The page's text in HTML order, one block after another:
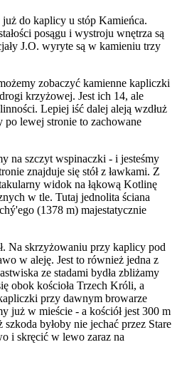
do kaplicy u stóp Kamieńca.
posągu i wystroju wnętrza są
J.O. wyryte są w kamieniu trzy
zobaczyć kamienne kapliczki
krzyżowej. Jest ich 14, ale
Lepiej iść dalej aleją wzdłuż
po lewej stronie to zachowane
na szczyt wspinaczki - i jesteśmy
znajduje się stół z ławkami. Z
widok na łąkową Kotlinę
w tle. Tutaj jednolita ściana
(1378 m) majestatycznie
Na skrzyżowaniu przy kaplicy pod
w aleję. Jest to również jedna z
ze stadami bydła zbliżamy
obok kościoła Trzech Króli, a
przy dawnym browarze
już w mieście - a kościół jest 300 m
byłoby nie jechać przez Stare
i skręcić w lewo zaraz na